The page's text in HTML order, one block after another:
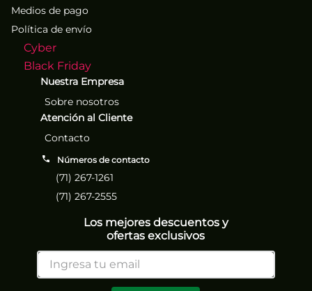
Medios de pago
Política de envío
Cyber
Black Friday
Nuestra Empresa
Sobre nosotros
Atención al Cliente
Contacto
Números de contacto
(71) 267-1261
(71) 267-2555
Los mejores descuentos y
ofertas exclusivos